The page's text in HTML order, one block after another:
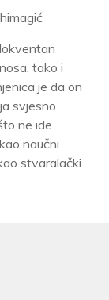
tako i
je da on
svjesno
ne ide
naučni
stvaralački